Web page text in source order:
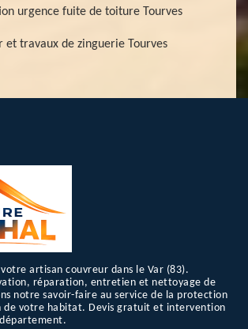
urgence fuite de toiture Tourves
et travaux de zinguerie Tourves
artisan couvreur dans le Var (83).
réparation, entretien et nettoyage de
notre savoir-faire au service de la protection
de votre habitat. Devis gratuit et intervention